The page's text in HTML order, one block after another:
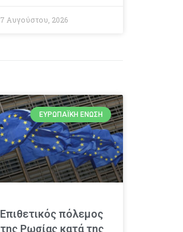
7 Αυγούστου, 2026
ΕΥΡΩΠΑΪΚΉ ΈΝΩΣΗ
Επιθετικός πόλεμος
της Ρωσίας κατά της